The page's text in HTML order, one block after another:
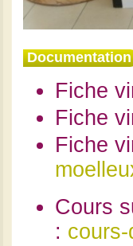
Documentation
Fiche
Fiche
Fiche
Cours
: